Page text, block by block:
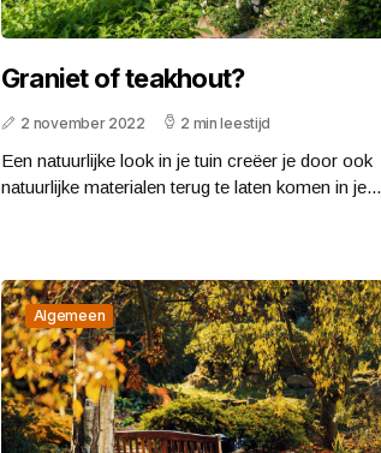
Graniet of teakhout?
2 november 2022 2 min leestijd
Een natuurlijke look in je tuin creëer je door ook
natuurlijke materialen terug te laten komen in je...
Algemeen